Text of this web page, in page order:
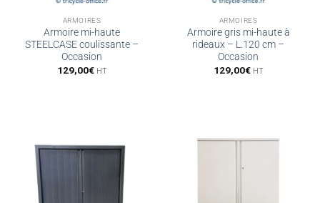
ARMOIRES
Armoire mi-haute
STEELCASE coulissante –
Occasion
129,00€ HT
ARMOIRES
Armoire gris mi-haute à
rideaux – L.120 cm –
Occasion
129,00€ HT